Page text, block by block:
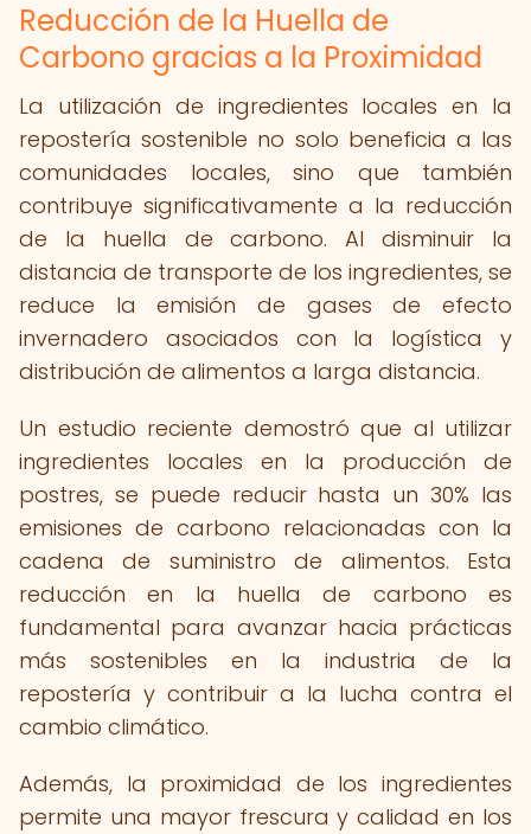
Reducción de la Huella de
Carbono gracias a la Proximidad
La utilización de ingredientes locales en la
repostería sostenible no solo beneficia a las
comunidades locales, sino que también
contribuye significativamente a la reducción
de la huella de carbono. Al disminuir la
distancia de transporte de los ingredientes, se
reduce la emisión de gases de efecto
invernadero asociados con la logística y
distribución de alimentos a larga distancia.
Un estudio reciente demostró que al utilizar
ingredientes locales en la producción de
postres, se puede reducir hasta un 30% las
emisiones de carbono relacionadas con la
cadena de suministro de alimentos. Esta
reducción en la huella de carbono es
fundamental para avanzar hacia prácticas
más sostenibles en la industria de la
repostería y contribuir a la lucha contra el
cambio climático.
Además, la proximidad de los ingredientes
permite una mayor frescura y calidad en los